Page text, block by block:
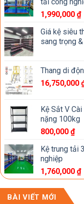
1,990,000 ₫
Giá kệ siêu
sang trọng
Thang di
16,750,000
Kệ Sắt V
nặng 100kg
800,000 ₫
Kệ trung tải
nghiệp
1,760,000 ₫
BÀI VIẾT MỚI